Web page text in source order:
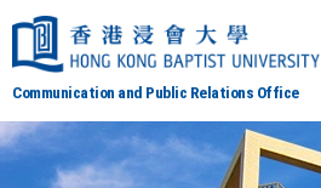
Communication and Public Relations Office